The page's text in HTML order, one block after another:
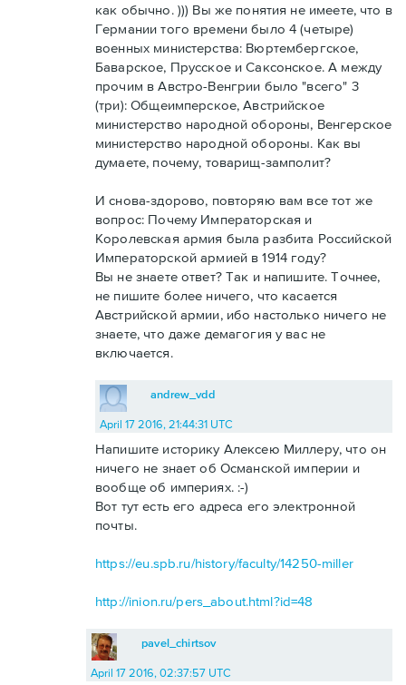
как обычно. ))) Вы же понятия не имеете, что в
Германии того времени было 4 (четыре)
военных министерства: Вюртембергское,
Баварское, Прусское и Саксонское. А между
прочим в Австро-Венгрии было "всего" 3
(три): Общеимперское, Австрийское
министерство народной обороны, Венгерское
министерство народной обороны. Как вы
думаете, почему, товарищ-замполит?
И снова-здорово, повторяю вам все тот же
вопрос: Почему Императорская и
Королевская армия была разбита Российской
Императорской армией в 1914 году?
Вы не знаете ответ? Так и напишите. Точнее,
не пишите более ничего, что касается
Австрийской армии, ибо настолько ничего не
знаете, что даже демагогия у вас не
включается.
andrew_vdd
April 17 2016, 21:44:31 UTC
Напишите историку Алексею Миллеру, что он
ничего не знает об Османской империи и
вообще об империях. :-)
Вот тут есть его адреса его электронной
почты.
https://eu.spb.ru/history/faculty/14250-miller
http://inion.ru/pers_about.html?id=48
pavel_chirtsov
April 17 2016, 02:37:57 UTC